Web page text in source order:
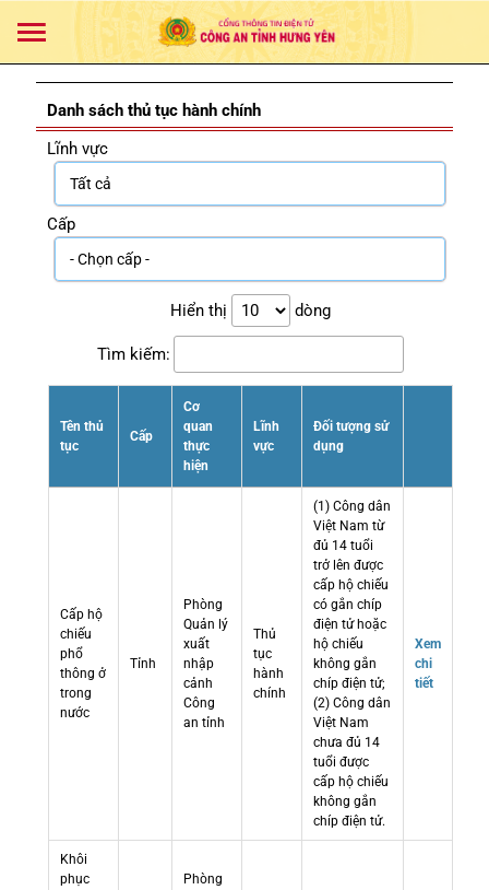
Danh sách thủ tục hành chính
Lĩnh vực
Cấp
Hiển thị dòng
Tìm kiếm:
Tên thủ
tục
Cấp
Cơ
quan
thực
hiện
Lĩnh
vực
Đối tượng sử
dụng
Cấp hộ
chiếu
phổ
thông ở
trong
nước
Tỉnh
Phòng
Quản lý
xuất
nhập
cảnh
Công
an tỉnh
Thủ
tục
hành
chính
(1) Công dân
Việt Nam từ
đủ 14 tuổi
trở lên được
cấp hộ chiếu
có gắn chíp
điện tử hoặc
hộ chiếu
không gắn
chíp điện tử;
(2) Công dân
Việt Nam
chưa đủ 14
tuổi được
cấp hộ chiếu
không gắn
chíp điện tử.
Xem
chi
tiết
Khôi
phục
Phòng